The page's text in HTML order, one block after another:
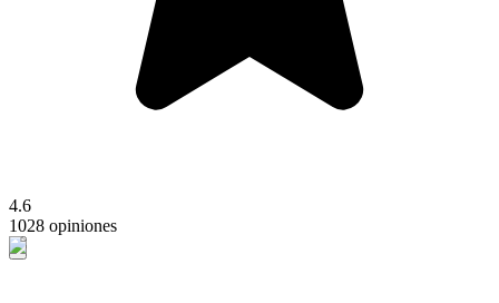
4.6
1028 opiniones